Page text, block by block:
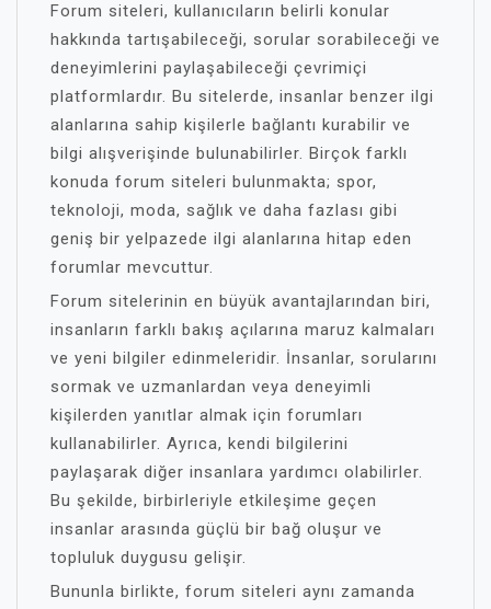
Forum siteleri, kullanıcıların belirli konular
hakkında tartışabileceği, sorular sorabileceği ve
deneyimlerini paylaşabileceği çevrimiçi
platformlardır. Bu sitelerde, insanlar benzer ilgi
alanlarına sahip kişilerle bağlantı kurabilir ve
bilgi alışverişinde bulunabilirler. Birçok farklı
konuda forum siteleri bulunmakta; spor,
teknoloji, moda, sağlık ve daha fazlası gibi
geniş bir yelpazede ilgi alanlarına hitap eden
forumlar mevcuttur.
Forum sitelerinin en büyük avantajlarından biri,
insanların farklı bakış açılarına maruz kalmaları
ve yeni bilgiler edinmeleridir. İnsanlar, sorularını
sormak ve uzmanlardan veya deneyimli
kişilerden yanıtlar almak için forumları
kullanabilirler. Ayrıca, kendi bilgilerini
paylaşarak diğer insanlara yardımcı olabilirler.
Bu şekilde, birbirleriyle etkileşime geçen
insanlar arasında güçlü bir bağ oluşur ve
topluluk duygusu gelişir.
Bununla birlikte, forum siteleri aynı zamanda